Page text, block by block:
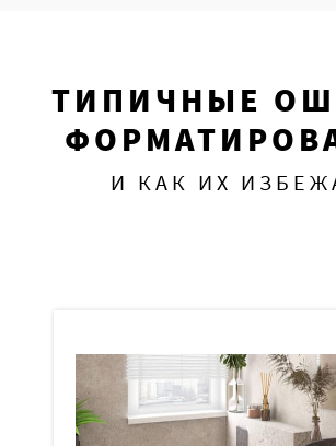
ТИПИЧНЫЕ
И КАК ИХ